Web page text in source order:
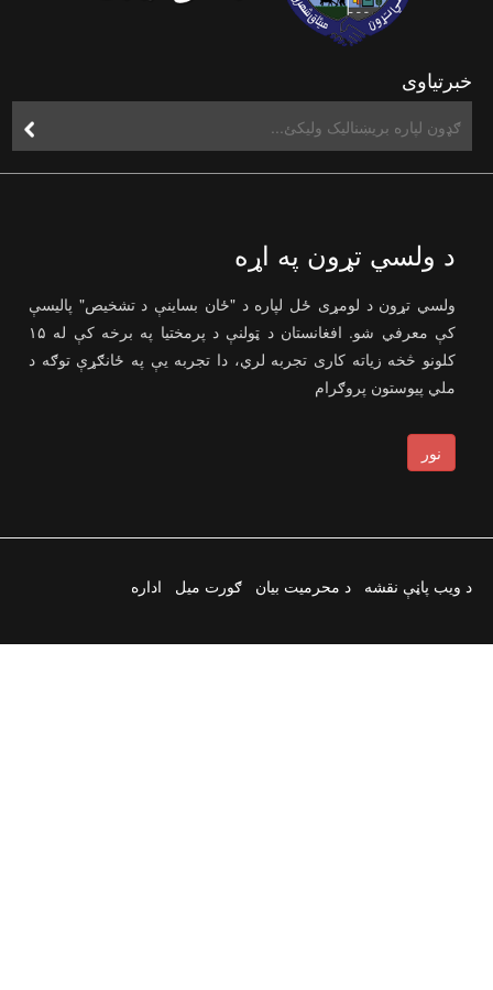
خبرتیاوی
د ولسي تړون په اړه
ولسي تړون د لومړی ځل لپاره د "ځان بساینې د تشخیص" پالیسې
کې معرفي شو. افغانستان د ټولنې د پرمختیا په برخه کې له ۱۵
کلونو څخه زیاته کاری تجربه لري، دا تجربه یې په ځانګړې توګه د
ملي پیوستون پروګرام
نور
د ویب پاڼې نقشه د محرمیت بیان ګورت میل اداره